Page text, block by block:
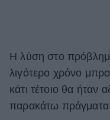
Η λύση στο
λιγότερο χρόνο
κάτι τέτοιο θα ήταν
παρακάτω